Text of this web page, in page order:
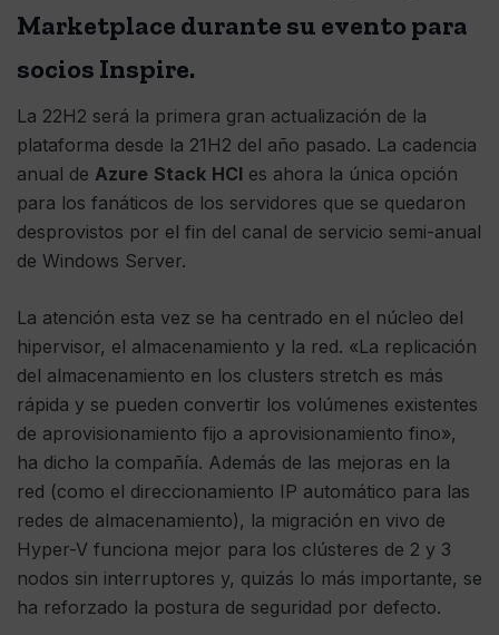
Marketplace durante su evento para
socios Inspire.
La 22H2 será la primera gran actualización de la
plataforma desde la 21H2 del año pasado. La cadencia
anual de Azure Stack HCI es ahora la única opción
para los fanáticos de los servidores que se quedaron
desprovistos por el fin del canal de servicio semi-anual
de Windows Server.
La atención esta vez se ha centrado en el núcleo del
hipervisor, el almacenamiento y la red. «La replicación
del almacenamiento en los clusters stretch es más
rápida y se pueden convertir los volúmenes existentes
de aprovisionamiento fijo a aprovisionamiento fino»,
ha dicho la compañía. Además de las mejoras en la
red (como el direccionamiento IP automático para las
redes de almacenamiento), la migración en vivo de
Hyper-V funciona mejor para los clústeres de 2 y 3
nodos sin interruptores y, quizás lo más importante, se
ha reforzado la postura de seguridad por defecto.